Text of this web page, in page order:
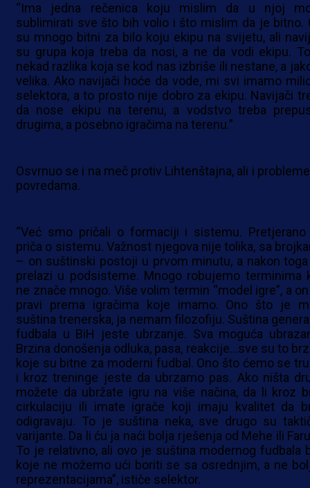
“Ima jedna rečenica koju mislim da u njoj
sublimirati sve što bih volio i što mislim da je bitno.
su mnogo bitni za bilo koju ekipu na svijetu, ali
su grupa koja treba da nosi, a ne da vodi ekipu.
nekad razlika koja se kod nas izbriše ili nestane, a
velika. Ako navijači hoće da vode, mi svi imamo
selektora, a to prosto nije dobro za ekipu. Navijači
da nose ekipu na terenu, a vodstvo treba
drugima, a posebno igračima na terenu.”
Osvrnuo se i na meč protiv Lihtenštajna, ali i
povredama.
“Već smo pričali o formaciji i sistemu.
priča o sistemu. Važnost njegova nije tolika, sa
– on suštinski postoji u prvom minutu, a nakon
prelazi u podsisteme. Mnogo robujemo terminima
ne znače mnogo. Više volim termin “model igre”, a
pravi prema igračima koje imamo. Ono što je
suština trenerska, ja nemam filozofiju. Suština
fudbala u BiH jeste ubrzanje. Sva moguća
Brzina donošenja odluka, pasa, reakcije…sve su to
koje su bitne za moderni fudbal. Ono što ćemo se
i kroz treninge jeste da ubrzamo pas. Ako ništa
možete da ubržate igru na više načina, da li kroz
cirkulaciju ili imate igrače koji imaju kvalitet da
odigravaju. To je suština neka, sve drugo su
varijante. Da li ću ja naći bolja rješenja od Mehe ili
To je relativno, ali ovo je suština modernog fudbala
koje ne možemo ući boriti se sa osrednjim, a ne
reprezentacijama”, ističe selektor.